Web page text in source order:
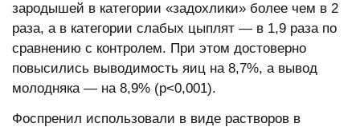
зародышей в категории «задохлики» более чем в 2
раза, а в категории слабых цыплят — в 1,9 раза по
сравнению с контролем. При этом достоверно
повысились выводимость яиц на 8,7%, а вывод
молодняка — на 8,9% (р<0,001).
Фоспренил использовали в виде растворов в